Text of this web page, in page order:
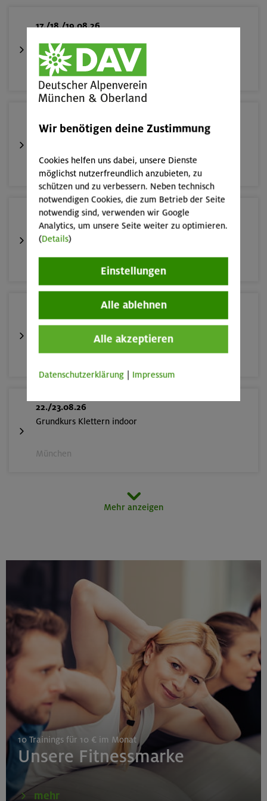
17./18./19.08.26
München
Schnupperkletterkurs indoor
München
19.08.26
Schnupperkletterkurs indoor
Bouldern für Einsteiger indoor
22./23.08.26
Grundkurs Klettern indoor
München
25.08./01./08.09.26
Aufbaukurs Klettern indoor (3 Termine)
Gilching
26.08.26
Schnupperkletterkurs indoor
München
27./28.08.26
Mehr anzeigen
10 Trainings für 10 € im Monat
Unsere Fitnessmarke
mehr
Wir benötigen deine Zustimmung
Cookies helfen uns dabei, unsere Dienste
möglichst nutzerfreundlich anzubieten, zu
schützen und zu verbessern. Neben technisch
notwendigen Cookies, die zum Betrieb der Seite
notwendig sind, verwenden wir Google
Analytics, um unsere Seite weiter zu optimieren.
(Details)
Einstellungen
Alle ablehnen
Alle akzeptieren
Datenschutzerklärung Impressum